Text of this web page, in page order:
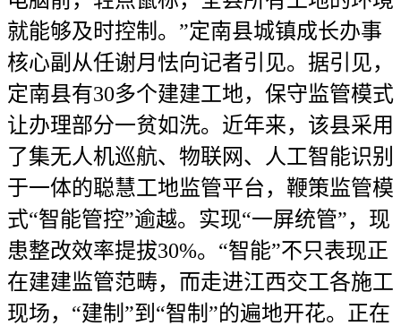
就能够及时控制。”定南县城镇成长办事
核心副从任谢月怯向记者引见。据引见，
定南县有30多个建建工地，保守监管模式
让办理部分一贫如洗。近年来，该县采用
了集无人机巡航、物联网、人工智能识别
于一体的聪慧工地监管平台，鞭策监管模
式“智能管控”逾越。实现“一屏统管”，现
患整改效率提拔30%。“智能”不只表现正
在建建监管范畴，而走进江西交工各施工
现场，“建制”到“智制”的遍地开花。正在